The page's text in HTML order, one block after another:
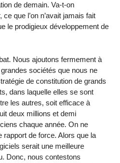
de demain. Va-t-on
que l’on n’avait jamais fait
le prodigieux développement de
Nous ajoutons fermement à
sociétés que nous ne
de constitution de grands
dans laquelle elles se sont
les autres, soit efficace à
deux millions et demi
chaque année. On ne
rapport de force. Alors que la
serait une meilleure
Donc, nous contestons